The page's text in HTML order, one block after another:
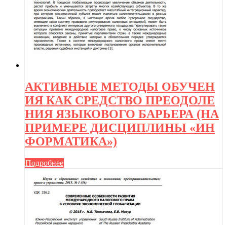
АКТИВНЫЕ МЕТОДЫ ОБУЧЕН
ИЯ КАК СРЕДСТВО ПРЕОДОЛЕ
НИЯ ЯЗЫКОВОГО БАРЬЕРА (НА
ПРИМЕРЕ ДИСЦИПЛИНЫ «ИН
ФОРМАТИКА»)
Подробнее